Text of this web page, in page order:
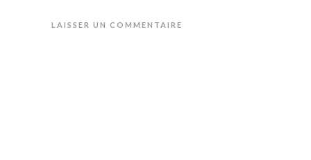
LAISSER UN COMMENTAIRE